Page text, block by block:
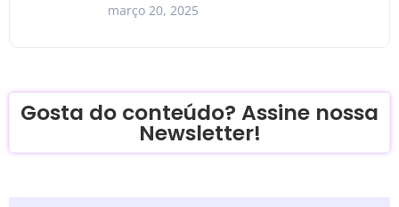
março 20, 2025
Gosta do conteúdo? Assine nossa
Newsletter!